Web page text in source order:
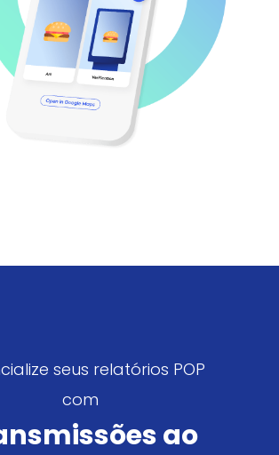
seus relatórios POP
com
ao